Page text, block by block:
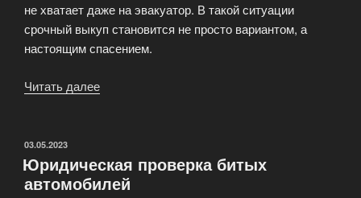
не хватает даже на эвакуатор. В такой ситуации
срочный выкуп становится не просто вариантом, а
настоящим спасением.
Читать далее
ОПУБЛИКОВАНО
03.05.2023
Юридическая проверка битых
автомобилей